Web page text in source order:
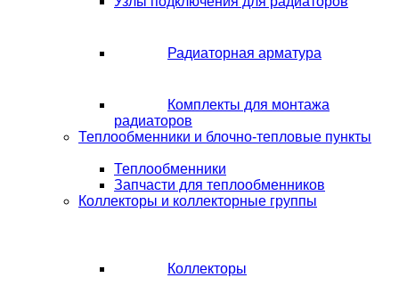
Радиаторная арматура
Комплекты для монтажа
радиаторов
Теплообменники и блочно-тепловые пункты
Теплообменники
Запчасти для теплообменников
Коллекторы и коллекторные группы
Коллекторы